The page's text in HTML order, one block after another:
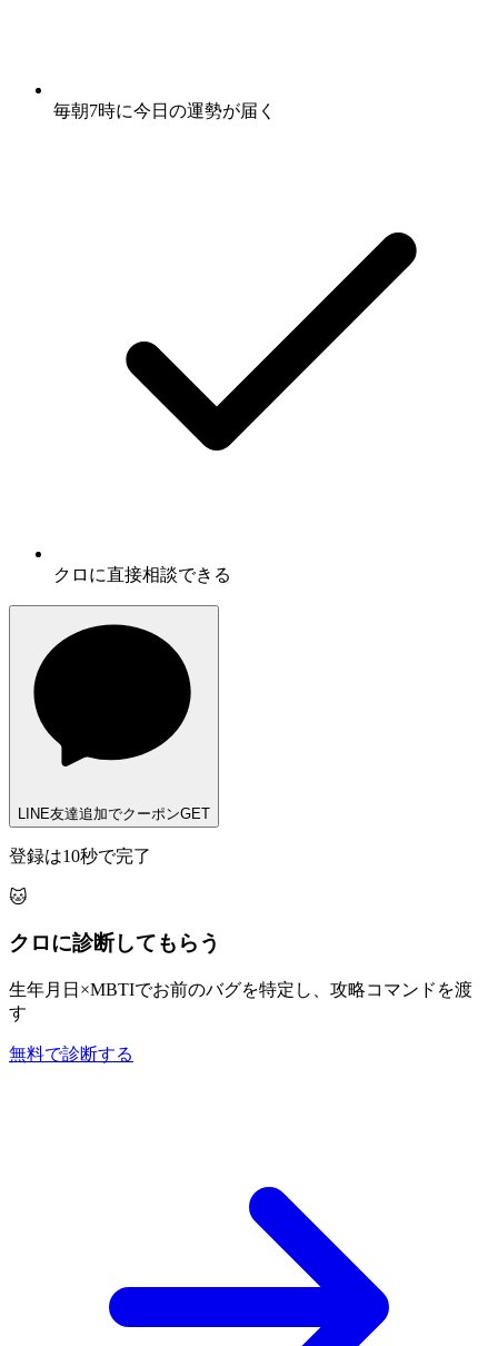
毎朝7時に今日の運勢が届く
クロに直接相談できる
LINE友達追加でクーポンGET
登録は10秒で完了
🐱
クロに診断してもらう
生年月日×MBTIでお前のバグを特定し、攻略コマンドを渡
す
無料で診断する